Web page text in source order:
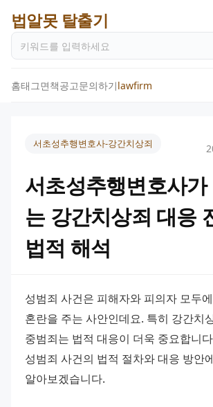
법알못 탈출기
홈태그면책공고문의하기lawfirm
서초성추행변호사-강간치상죄
서초성추행변호사
는 강간치상죄 대응
법적 해석
성범죄 사건은 피해자와 피의자 모두
혼란을 주는 사안인데요. 특히 강간치
중범죄는 법적 대응이 더욱 중요합니
성범죄 사건의 법적 절차와 대응 방안
알아보겠습니다.